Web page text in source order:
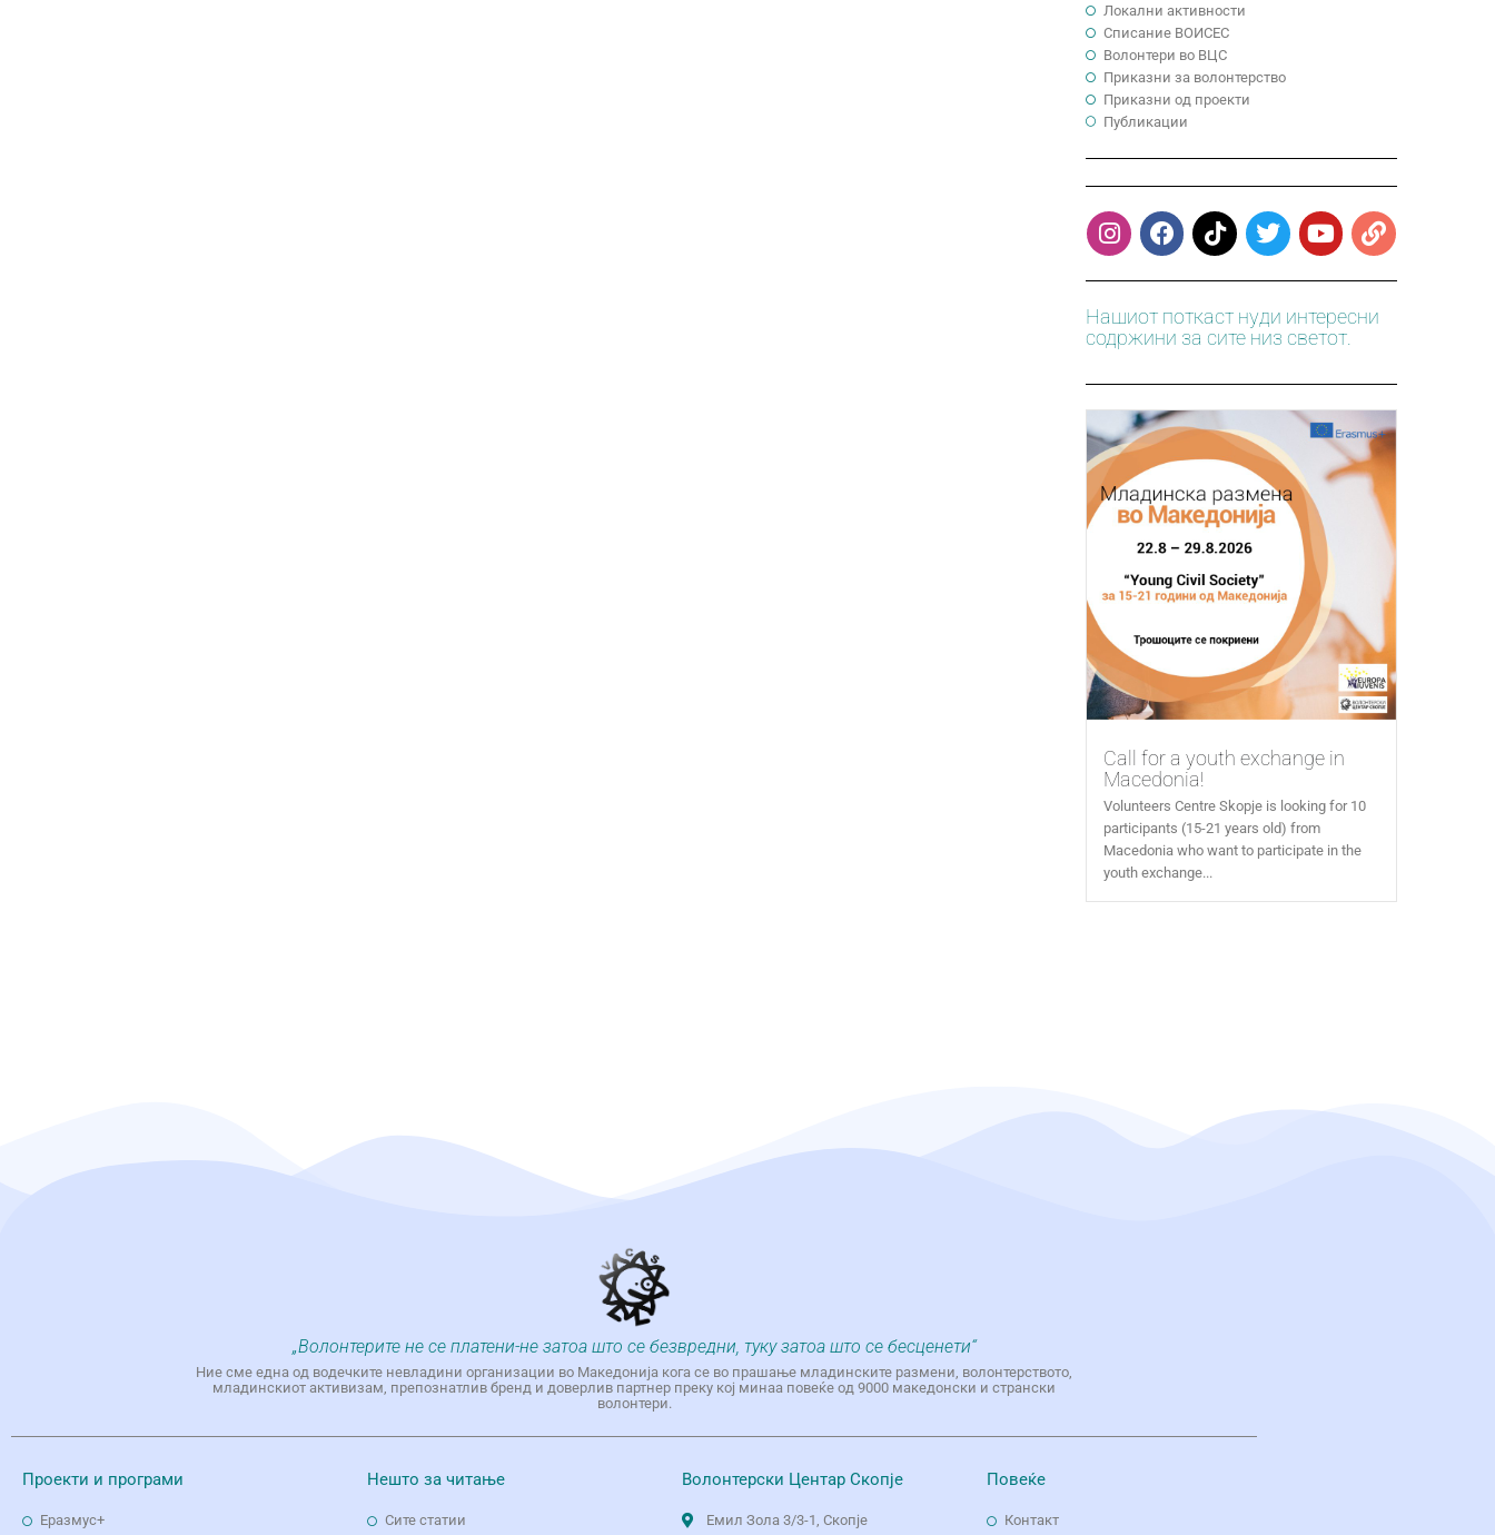
Локални активности
Cписание ВОИСЕС
Волонтери во ВЦС
Приказни за волонтерство
Приказни од проекти
Публикации
Нашиот поткаст нуди интересни
содржини за сите низ светот.
Call for a youth exchange in
Macedonia!
Volunteers Centre Skopje is looking for 10
participants (15-21 years old) from
Macedonia who want to participate in the
youth exchange...
„Волонтерите не се платени-не затоа што се безвредни, туку затоа што се бесценети“
Ние сме една од водечките невладини организации во Македонија кога се во прашање младинските размени, волонтерството,
младинскиот активизам, препознатлив бренд и доверлив партнер преку кој минаа повеќе од 9000 македонски и странски
волонтери.
Проекти и програми
Еразмус+
Нешто за читање
Сите статии
Волонтерски Центар Скопје
Емил Зола 3/3-1, Скопје
Повеќе
Контакт